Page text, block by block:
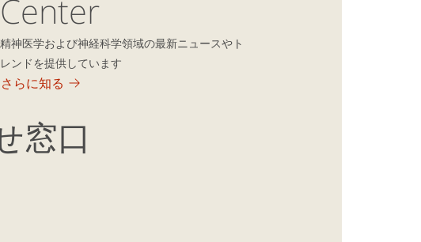
Center
精神医学および神経科学領域の最新ニュースやト
レンドを提供しています
さらに知る
窓口